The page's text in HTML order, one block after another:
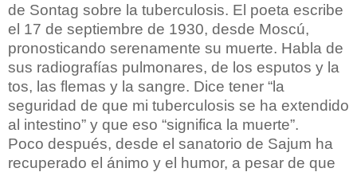
de Sontag sobre la tuberculosis. El poeta escribe
el 17 de septiembre de 1930, desde Moscú,
pronosticando serenamente su muerte. Habla de
sus radiografías pulmonares, de los esputos y la
tos, las flemas y la sangre. Dice tener “la
seguridad de que mi tuberculosis se ha extendido
al intestino” y que eso “significa la muerte”.
Poco después, desde el sanatorio de Sajum ha
recuperado el ánimo y el humor, a pesar de que